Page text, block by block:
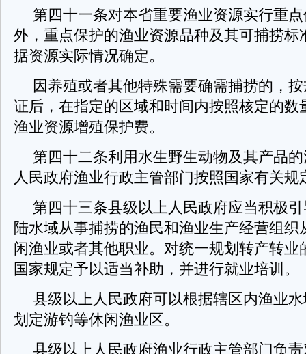
第四十一条对本省重要渔业资源实行重
外，重点保护的渔业资源品种及其可捕捞标
据资源实际情况确定。
因养殖或者其他特殊需要确需捕捞的，
证后，在指定的区域和时间内按照核定的数
渔业资源增殖保护费。
第四十二条利用水生野生动物及其产品
人民政府渔业行政主管部门按照国家有关规
第四十三条县级以上人民政府应当积极
陆水域从事捕捞的渔民和渔业生产经营组织
闲渔业或者其他职业。对统一规划转产转业
国家规定予以适当补助，并进行就业培训。
县级以上人民政府可以根据辖区内渔业
划定游钓等休闲渔业区。
县级以上人民政府渔业行政主管部门负